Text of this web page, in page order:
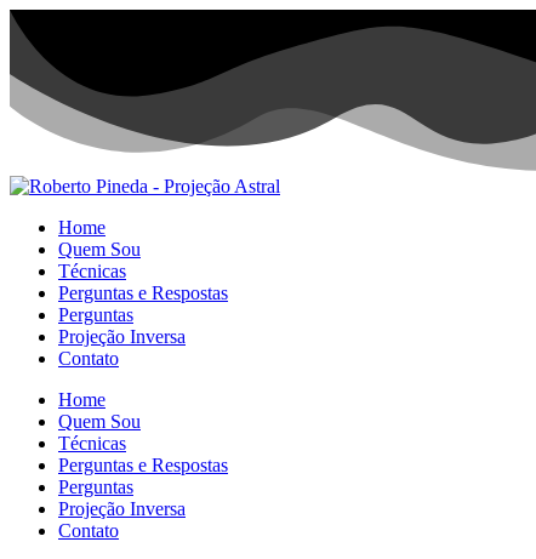
Home
Quem Sou
Técnicas
Perguntas e Respostas
Perguntas
Projeção Inversa
Contato
Home
Quem Sou
Técnicas
Perguntas e Respostas
Perguntas
Projeção Inversa
Contato